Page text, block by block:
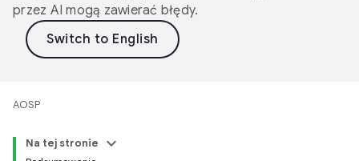
przez AI mogą zawierać błędy.
AOSP
Na tej stronie